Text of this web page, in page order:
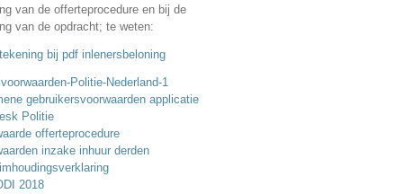
van de offerteprocedure en bij de
van de opdracht; te weten:
bij pdf inlenersbeloning
Politie-Nederland-1
gebruikersvoorwaarden applicatie
Politie
offerteprocedure
inzake inhuur derden
2018